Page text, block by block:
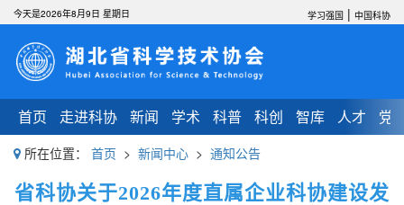
首页 走进科协 新闻 学术 科普 科创 智库 人才 党
今天是2026年8月9日 星期日 学习强国 | 中国科协
所在位置： 首页 > 新闻中心 > 通知公告
省科协关于2026年度直属企业科协建设发